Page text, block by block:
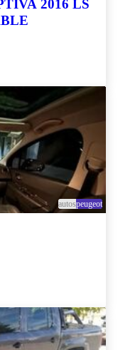
2016 LS
autospeugeot